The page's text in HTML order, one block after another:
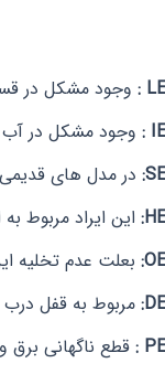
وجود مشکل در
وجود مشکل در آب
در مدل های قدیمی
این ایراد مربوط
بعلت عدم تخلیه
مربوط به قفل درب
قطع ناگهانی برق